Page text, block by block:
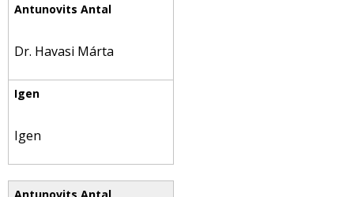
Dr. Havasi Márta
Igen